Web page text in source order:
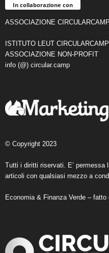
In collaborazione con
ASSOCIAZIONE CIRCULARCAMP
ISTITUTO LEUT CIRCULARCAMP
ASSOCIAZIONE NON-PROFIT
info (@) circular.camp
© Copyright 2023
Tutti i diritti riservati. E’ permessa
articoli con qualsiasi mezzo a
Economia & Finanza Verde – fatto